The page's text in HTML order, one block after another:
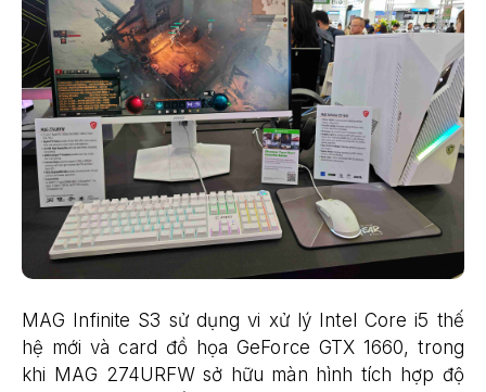
MAG Infinite S3 sử dụng vi xử lý Intel Core i5 thế
hệ mới và card đồ họa GeForce GTX 1660, trong
khi MAG 274URFW sở hữu màn hình tích hợp độ